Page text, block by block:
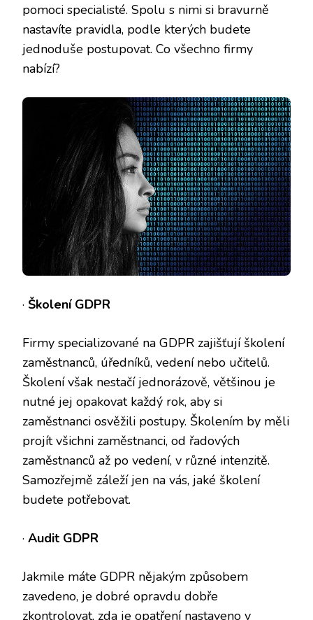
pomoci specialisté. Spolu s nimi si bravurně
nastavíte pravidla, podle kterých budete
jednoduše postupovat. Co všechno firmy
nabízí?
· Školení GDPR
Firmy specializované na GDPR zajišťují školení
zaměstnanců, úředníků, vedení nebo učitelů.
Školení však nestačí jednorázově, většinou je
nutné jej opakovat každý rok, aby si
zaměstnanci osvěžili postupy. Školením by měli
projít všichni zaměstnanci, od řadových
zaměstnanců až po vedení, v různé intenzitě.
Samozřejmě záleží jen na vás, jaké školení
budete potřebovat.
· Audit GDPR
Jakmile máte GDPR nějakým způsobem
zavedeno, je dobré opravdu dobře
zkontrolovat, zda je opatření nastaveno v